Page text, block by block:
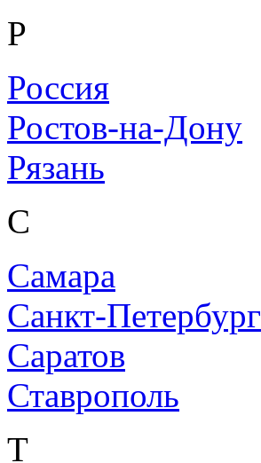
Р
Россия
Ростов-на-Дону
Рязань
С
Самара
Санкт-Петербург
Саратов
Ставрополь
Т